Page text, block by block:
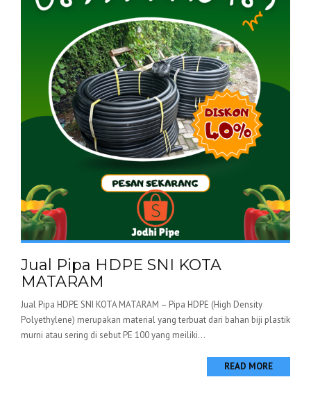
Jual Pipa HDPE SNI KOTA
MATARAM
Jual Pipa HDPE SNI KOTA MATARAM – Pipa HDPE (High Density
Polyethylene) merupakan material yang terbuat dari bahan biji plastik
murni atau sering di sebut PE 100 yang meiliki...
READ MORE